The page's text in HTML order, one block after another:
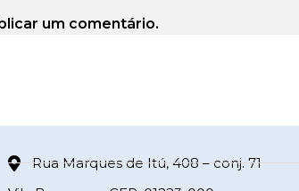
um comentário.
Rua Marques de Itú, 408 – conj. 71